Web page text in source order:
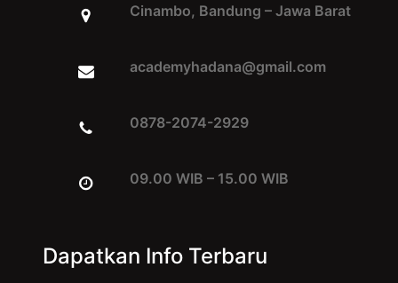
Cinambo, Bandung – Jawa Barat
academyhadana@gmail.com
0878-2074-2929
09.00 WIB – 15.00 WIB
Dapatkan Info Terbaru